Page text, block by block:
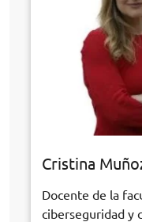
Cristina
Docente de la
ciberseguridad y